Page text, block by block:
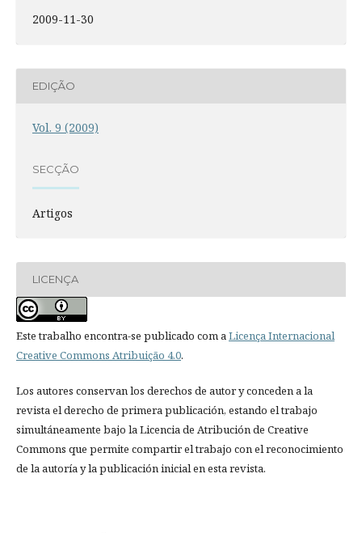
2009-11-30
EDIÇÃO
Vol. 9 (2009)
SECÇÃO
Artigos
LICENÇA
Este trabalho encontra-se publicado com a Licença Internacional
Creative Commons Atribuição 4.0.
Los autores conservan los derechos de autor y conceden a la
revista el derecho de primera publicación, estando el trabajo
simultáneamente bajo la Licencia de Atribución de Creative
Commons que permite compartir el trabajo con el reconocimiento
de la autoría y la publicación inicial en esta revista.